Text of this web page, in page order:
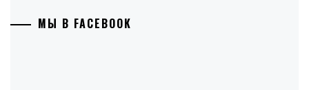
МЫ В FACEBOOK